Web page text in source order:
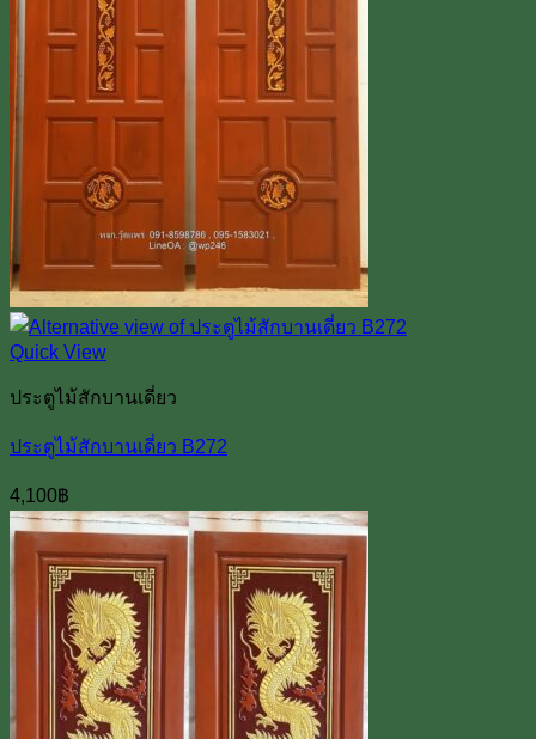
Quick View
ประตูไม้สักบานเดี่ยว
ประตูไม้สักบานเดี่ยว B272
4,100฿